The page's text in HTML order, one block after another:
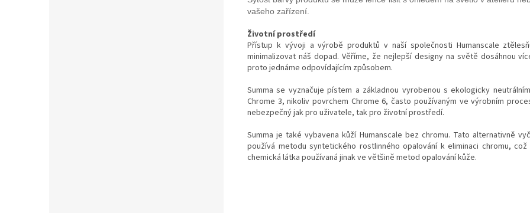
vašeho zařízení.
Životní prostředí
Přístup k vývoji a výrobě produktů v naší společnosti Humanscale
minimalizovat náš dopad. Věříme, že nejlepší designy na světě dosáhnou
proto jednáme odpovídajícím způsobem.
Summa se vyznačuje pístem a základnou vyrobenou s ekologicky
Chrome 3, nikoliv povrchem Chrome 6, často používaným ve výrobním
nebezpečný jak pro uživatele, tak pro životní prostředí.
Summa je také vybavena kůží Humanscale bez chromu. Tato alternativně
používá metodu syntetického rostlinného opalování k eliminaci chromu,
chemická látka používaná jinak ve většině metod opalování kůže.